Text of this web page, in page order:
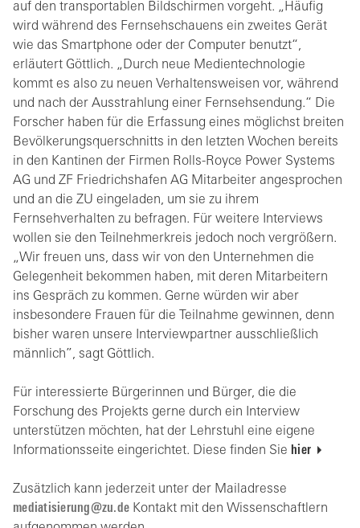
auf den transportablen Bildschirmen vorgeht. „Häufig
wird während des Fernsehschauens ein zweites Gerät
wie das Smartphone oder der Computer benutzt“,
erläutert Göttlich. „Durch neue Medientechnologie
kommt es also zu neuen Verhaltensweisen vor, während
und nach der Ausstrahlung einer Fernsehsendung.“ Die
Forscher haben für die Erfassung eines möglichst breiten
Bevölkerungsquerschnitts in den letzten Wochen bereits
in den Kantinen der Firmen Rolls-Royce Power Systems
AG und ZF Friedrichshafen AG Mitarbeiter angesprochen
und an die ZU eingeladen, um sie zu ihrem
Fernsehverhalten zu befragen. Für weitere Interviews
wollen sie den Teilnehmerkreis jedoch noch vergrößern.
„Wir freuen uns, dass wir von den Unternehmen die
Gelegenheit bekommen haben, mit deren Mitarbeitern
ins Gespräch zu kommen. Gerne würden wir aber
insbesondere Frauen für die Teilnahme gewinnen, denn
bisher waren unsere Interviewpartner ausschließlich
männlich”, sagt Göttlich.
Für interessierte Bürgerinnen und Bürger, die die
Forschung des Projekts gerne durch ein Interview
unterstützen möchten, hat der Lehrstuhl eine eigene
Informationsseite eingerichtet. Diese finden Sie hier
Zusätzlich kann jederzeit unter der Mailadresse
m d t s r ng z d
Kontakt mit den Wissenschaftlern